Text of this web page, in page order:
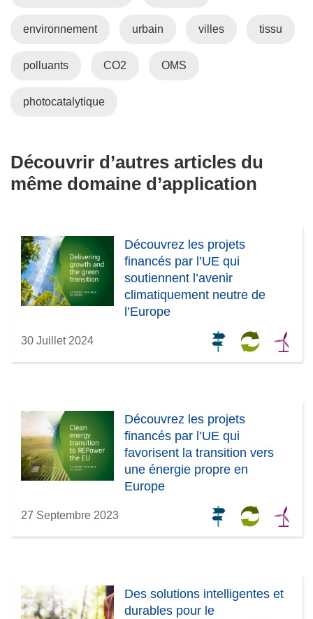
environnement urbain villes tissu
polluants CO2 OMS
photocatalytique
Découvrir d’autres articles du
même domaine d’application
Découvrez les projets
financés par l’UE qui
soutiennent l’avenir
climatiquement neutre de
l’Europe
30 Juillet 2024
Découvrez les projets
financés par l’UE qui
favorisent la transition vers
une énergie propre en
Europe
27 Septembre 2023
Des solutions intelligentes et
durables pour le